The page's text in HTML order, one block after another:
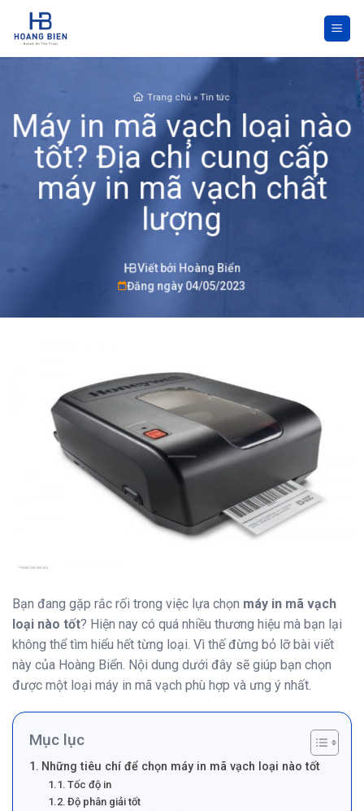
content
Trang chủ »Tin tức
Máy in mã vạch loại nào
tốt? Địa chỉ cung cấp
máy in mã vạch chất
lượng
Viết bởi Hoàng Biển
Đăng ngày 04/05/2023
Bạn đang gặp rắc rối trong việc lựa chọn máy in mã vạch
loại nào tốt? Hiện nay có quá nhiều thương hiệu mà bạn lại
không thể tìm hiểu hết từng loại. Vì thế đừng bỏ lỡ bài viết
này của Hoàng Biển. Nội dung dưới đây sẽ giúp bạn chọn
được một loại máy in mã vạch phù hợp và ưng ý nhất.
Mục lục
Những tiêu chí để chọn máy in mã vạch loại nào tốt
Tốc độ in
Độ phân giải tốt